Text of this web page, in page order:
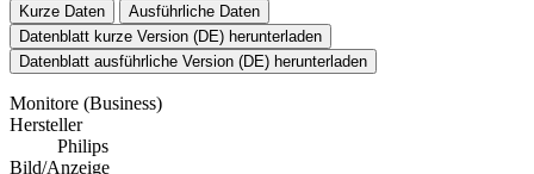
Kurze Daten
Ausführliche Daten
Datenblatt kurze Version (DE) herunterladen
Datenblatt ausführliche Version (DE) herunterladen
Monitore (Business)
Hersteller
Philips
Bild/Anzeige